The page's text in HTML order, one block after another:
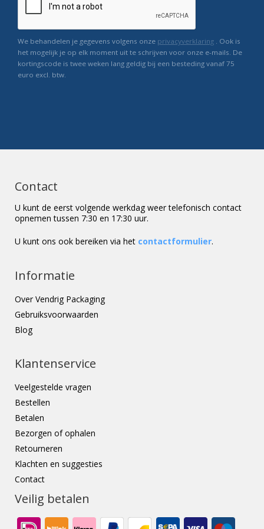
We behandelen je gegevens volgens onze privacyverklaring . Ook is
het mogelijk je op elk moment uit te schrijven voor onze e-mails. De
kortingscode is twee weken lang geldig bij een besteding vanaf 75
euro excl. btw.
Contact
U kunt de eerst volgende werkdag weer telefonisch contact
opnemen tussen 7:30 en 17:30 uur.
U kunt ons ook bereiken via het contactformulier.
Informatie
Over Vendrig Packaging
Gebruiksvoorwaarden
Blog
Klantenservice
Veelgestelde vragen
Bestellen
Betalen
Bezorgen of ophalen
Retourneren
Klachten en suggesties
Contact
Veilig betalen